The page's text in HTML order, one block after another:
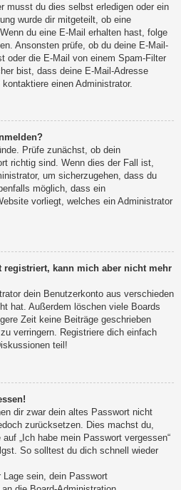
musst du dies selbst erledigen oder ein
wurde dir mitgeteilt, ob eine
du eine E-Mail erhalten hast, folge
Ansonsten prüfe, ob du deine E-Mail-
oder die E-Mail von einem Spam-Filter
bist, dass deine E-Mail-Adresse
einen Administrator.
Prüfe zunächst, ob dein
richtig sind. Wenn dies der Fall ist,
um sicherzugehen, dass du
möglich, dass ein
vorliegt, welches ein Administrator
registriert, kann mich aber nicht mehr
dein Benutzerkonto aus verschieden
hat. Außerdem löschen viele Boards
Zeit keine Beiträge geschrieben
verringern. Registriere dich einfach
teil!
dir zwar dein altes Passwort nicht
zurücksetzen. Dies machst du,
„Ich habe mein Passwort vergessen“
So solltest du dich schnell wieder
sein, dein Passwort